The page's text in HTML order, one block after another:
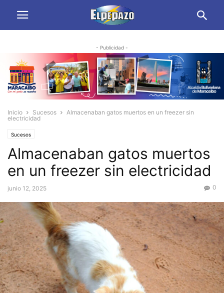
- Publicidad -
Inicio Sucesos
Almacenaban gatos muertos en un freezer sin
electricidad
Sucesos
Almacenaban gatos muertos
en un freezer sin electricidad
junio 12, 2025 0